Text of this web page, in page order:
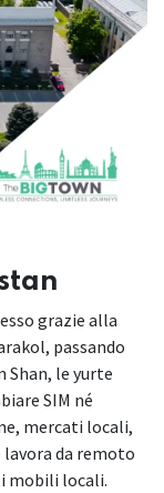
grazie alla
passando
Shan, le yurte
SIM né
mercati locali,
lavora da remoto
mobili locali.